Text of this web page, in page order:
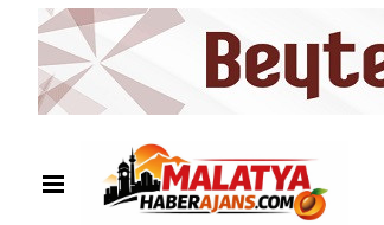
00:49 - Battalgazi Çöşnük'te
01:00 - İkizce'de Freni Boşalan